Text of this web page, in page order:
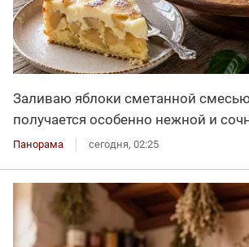
Заливаю яблоки сметанной
получается особенно нежной и
Панорама сегодня, 02:25